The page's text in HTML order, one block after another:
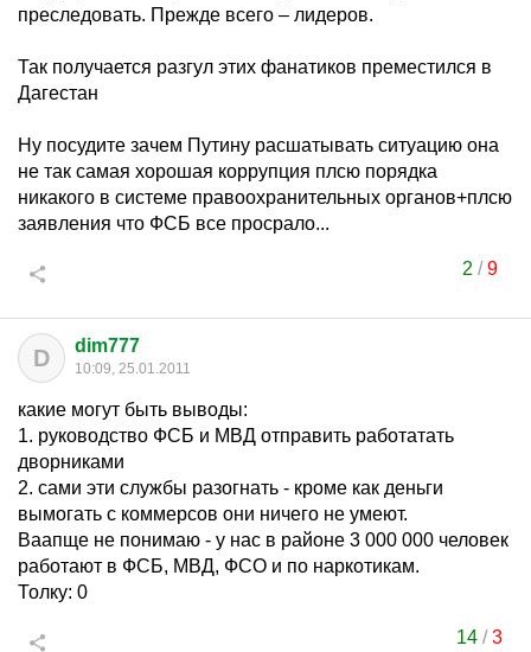
преследовать. Прежде всего – лидеров.
Так получается разгул этих фанатиков преместился в
Дагестан
Ну посудите зачем Путину расшатывать ситуацию она
не так самая хорошая коррупция плсю порядка
никакого в системе правоохранительных органов+плсю
заявления что ФСБ все просрало...
2 /9
D dim777
10:09, 25.01.2011
какие могут быть выводы:
1. руководство ФСБ и МВД отправить работатать
дворниками
2. сами эти службы разогнать - кроме как деньги
вымогать с коммерсов они ничего не умеют.
Ваапще не понимаю - у нас в районе 3 000 000 человек
работают в ФСБ, МВД, ФСО и по наркотикам.
Толку: 0
14 /3